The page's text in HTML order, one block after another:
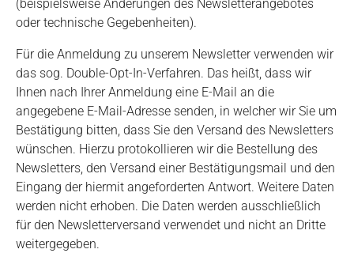
(beispielsweise Änderungen des Newsletterangebotes
oder technische Gegebenheiten).
Für die Anmeldung zu unserem Newsletter verwenden wir
das sog. Double-Opt-In-Verfahren. Das heißt, dass wir
Ihnen nach Ihrer Anmeldung eine E-Mail an die
angegebene E-Mail-Adresse senden, in welcher wir Sie um
Bestätigung bitten, dass Sie den Versand des Newsletters
wünschen. Hierzu protokollieren wir die Bestellung des
Newsletters, den Versand einer Bestätigungsmail und den
Eingang der hiermit angeforderten Antwort. Weitere Daten
werden nicht erhoben. Die Daten werden ausschließlich
für den Newsletterversand verwendet und nicht an Dritte
weitergegeben.